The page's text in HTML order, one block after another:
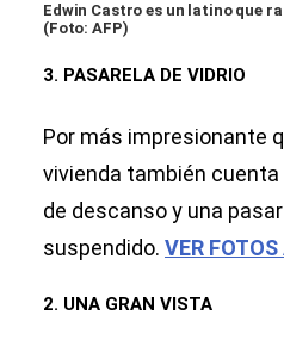
Edwin Castro es un latino que
(Foto: AFP)
3. PASARELA DE VIDRIO
Por más impresionante
vivienda también
de descanso y una
suspendido. VER FOTOS
2. UNA GRAN VISTA